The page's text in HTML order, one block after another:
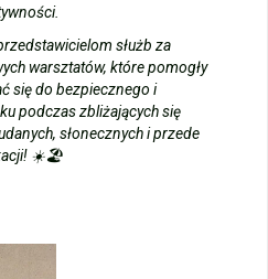
służb za
warsztatów, które pomogły
się do bezpiecznego i
podczas zbliżających się
słonecznych i przede
☀️🏖️